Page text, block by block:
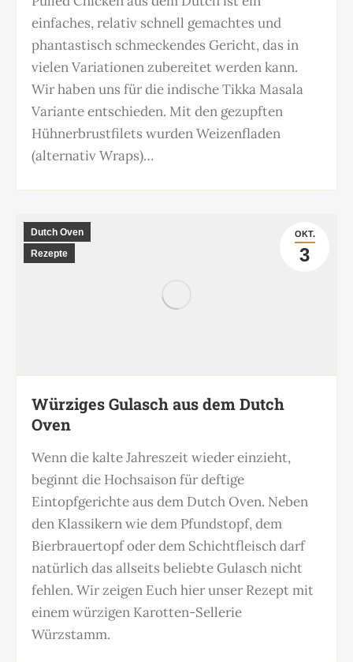
einfaches, relativ schnell gemachtes und
phantastisch schmeckendes Gericht, das in
vielen Variationen zubereitet werden kann.
Wir haben uns für die indische Tikka Masala
Variante entschieden. Mit den gezupften
Hühnerbrustfilets wurden Weizenfladen
(alternativ Wraps)…
OKT.
3
Dutch Oven
Rezepte
Würziges Gulasch aus dem Dutch
Oven
Wenn die kalte Jahreszeit wieder einzieht,
beginnt die Hochsaison für deftige
Eintopfgerichte aus dem Dutch Oven. Neben
den Klassikern wie dem Pfundstopf, dem
Bierbrauertopf oder dem Schichtfleisch darf
natürlich das allseits beliebte Gulasch nicht
fehlen. Wir zeigen Euch hier unser Rezept mit
einem würzigen Karotten-Sellerie
Würzstamm.